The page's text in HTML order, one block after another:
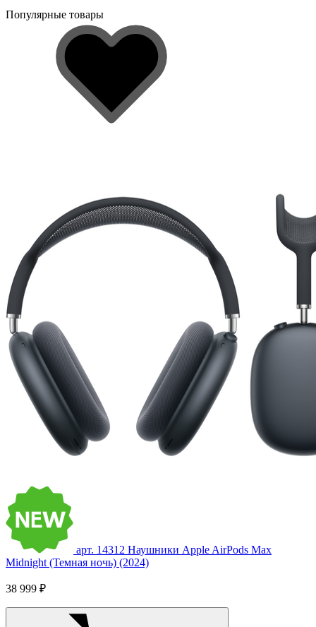
Популярные товары
арт. 14312 Наушники Apple AirPods Max
Midnight (Темная ночь) (2024)
38 999 ₽